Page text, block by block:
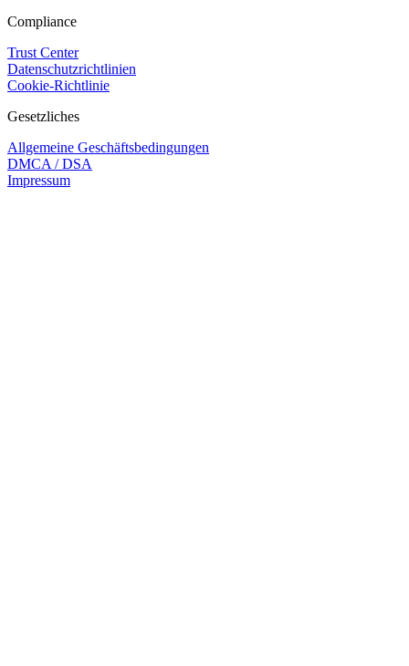
Compliance
Trust Center
Datenschutzrichtlinien
Cookie-Richtlinie
Gesetzliches
Allgemeine Geschäftsbedingungen
DMCA / DSA
Impressum